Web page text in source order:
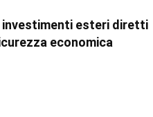
investimenti esteri diretti
economica